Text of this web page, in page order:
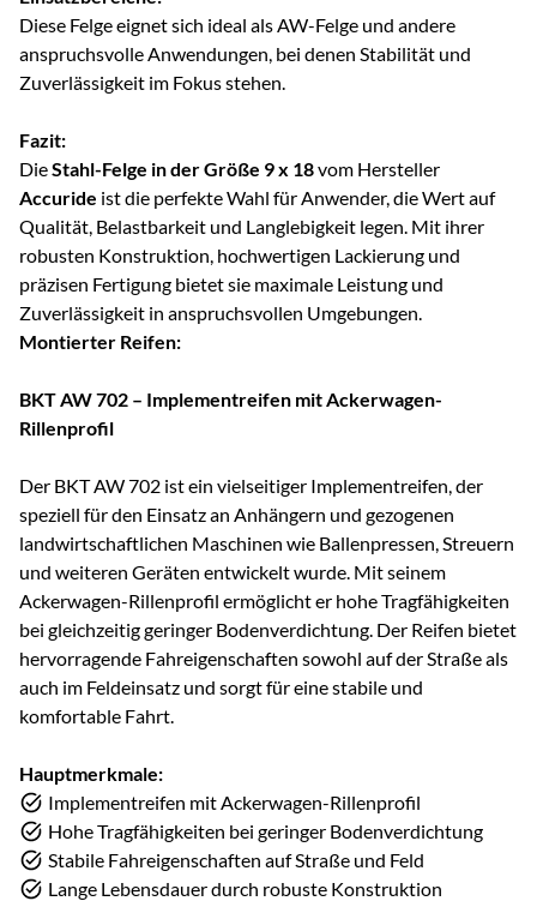
Diese Felge eignet sich ideal als AW-Felge und andere
anspruchsvolle Anwendungen, bei denen Stabilität und
Zuverlässigkeit im Fokus stehen.
Fazit:
DieStahl-Felge in der Größe 9 x 18vom Hersteller
Accuride ist die perfekte Wahl für Anwender, die Wert auf
Qualität, Belastbarkeit und Langlebigkeit legen. Mit ihrer
robusten Konstruktion, hochwertigen Lackierung und
präzisen Fertigung bietet sie maximale Leistung und
Zuverlässigkeit in anspruchsvollen Umgebungen.
Montierter Reifen:
BKT AW 702 – Implementreifen mit Ackerwagen-
Rillenprofil
Der BKT AW 702 ist ein vielseitiger Implementreifen, der
speziell für den Einsatz an Anhängern und gezogenen
landwirtschaftlichen Maschinen wie Ballenpressen, Streuern
und weiteren Geräten entwickelt wurde. Mit seinem
Ackerwagen-Rillenprofil ermöglicht er hohe Tragfähigkeiten
bei gleichzeitig geringer Bodenverdichtung. Der Reifen bietet
hervorragende Fahreigenschaften sowohl auf der Straße als
auch im Feldeinsatz und sorgt für eine stabile und
komfortable Fahrt.
Hauptmerkmale:
Implementreifen mit Ackerwagen-Rillenprofil
Hohe Tragfähigkeiten bei geringer Bodenverdichtung
Stabile Fahreigenschaften auf Straße und Feld
Lange Lebensdauer durch robuste Konstruktion